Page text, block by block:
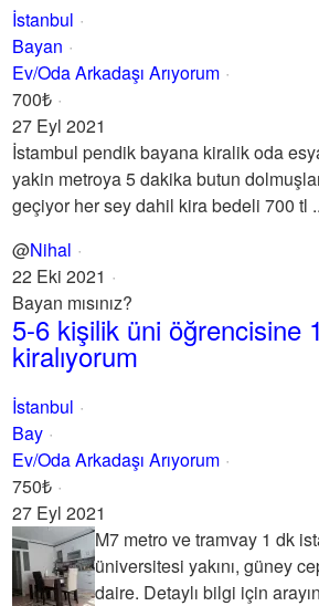
İstanbul
Bayan
Ev/Oda Arkadaşı Arıyorum
700₺
27 Eyl 2021
İstambul pendik bayana kiralik oda
yakin metroya 5 dakika butun
geçiyor her sey dahil kira bedeli 700 tl
@Nihal
22 Eki 2021
Bayan mısınız?
5-6 kişilik üni öğrencisine
kiralıyorum
İstanbul
Bay
Ev/Oda Arkadaşı Arıyorum
750₺
27 Eyl 2021
M7 metro ve tramvay 1 dk
üniversitesi yakını, güney
daire. Detaylı bilgi için